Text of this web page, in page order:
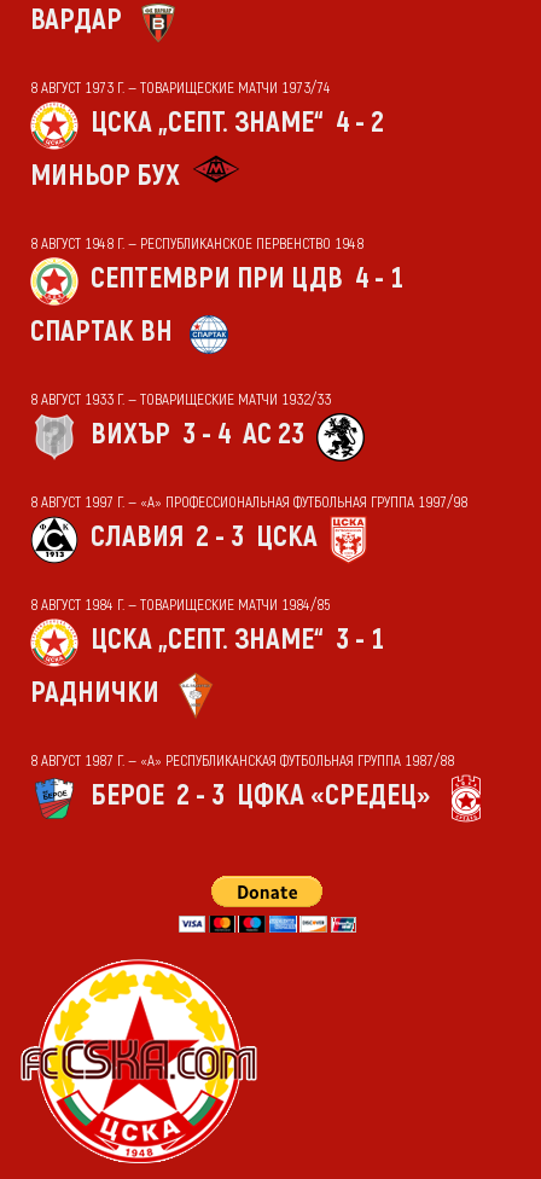
ВАРДАР
8 АВГУСТ 1973 Г. — ТОВАРИЩЕСКИЕ МАТЧИ 1973/74
ЦСКА „СЕПТ. ЗНАМЕ“ 4 - 2
МИНЬОР БУХ
8 АВГУСТ 1948 Г. — РЕСПУБЛИКАНСКОЕ ПЕРВЕНСТВО 1948
СЕПТЕМВРИ ПРИ ЦДВ 4 - 1
СПАРТАК ВН
8 АВГУСТ 1933 Г. — ТОВАРИЩЕСКИЕ МАТЧИ 1932/33
ВИХЪР 3 - 4 АС 23
8 АВГУСТ 1997 Г. — «А» ПРОФЕССИОНАЛЬНАЯ ФУТБОЛЬНАЯ ГРУППА 1997/98
СЛАВИЯ 2 - 3 ЦСКА
8 АВГУСТ 1984 Г. — ТОВАРИЩЕСКИЕ МАТЧИ 1984/85
ЦСКА „СЕПТ. ЗНАМЕ“ 3 - 1
РАДНИЧКИ
8 АВГУСТ 1987 Г. — «А» РЕСПУБЛИКАНСКАЯ ФУТБОЛЬНАЯ ГРУППА 1987/88
БЕРОЕ 2 - 3 ЦФКА «СРЕДЕЦ»